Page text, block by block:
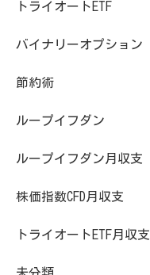
トライオートETF
バイナリーオプション
節約術
ループイフダン
ループイフダン月収支
株価指数CFD月収支
トライオートETF月収支